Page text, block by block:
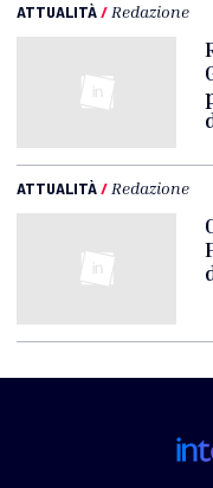
ATTUALITÀ/ Redazione
ATTUALITÀ/ Redazione